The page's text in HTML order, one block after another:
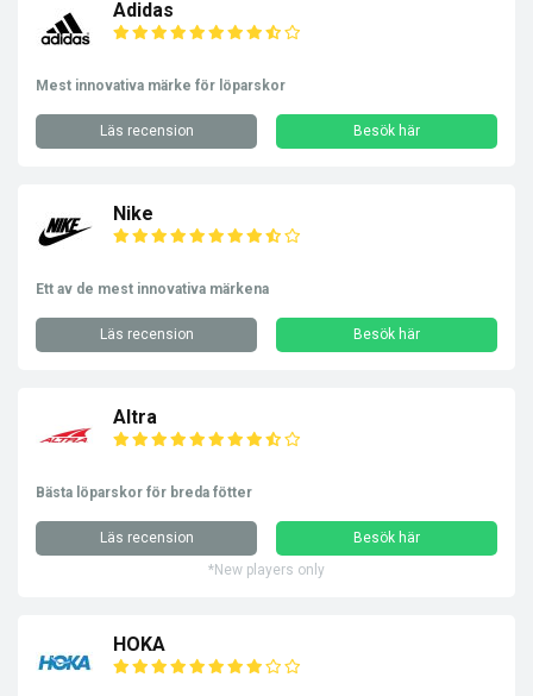
Adidas
Mest innovativa märke för löparskor
Läs recension Besök här
Nike
Ett av de mest innovativa märkena
Läs recension Besök här
Altra
Bästa löparskor för breda fötter
Läs recension
Besök här
*New players only
HOKA